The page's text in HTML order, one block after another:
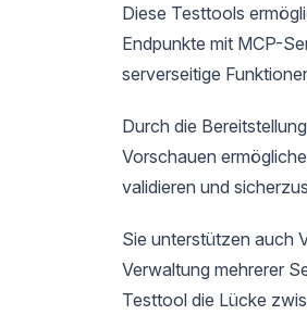
Diese Testtools
Endpunkte mit MCP-
serverseitige
Durch die
Vorschauen
validieren und
Sie unterstützen auch
Verwaltung mehrerer
Testtool die Lücke